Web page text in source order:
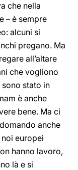
che nella
– è sempre
alcuni si
pregano. Ma
all’altare
che vogliono
stato in
è anche
bene. Ma ci
anche
europei
hanno lavoro,
là e si